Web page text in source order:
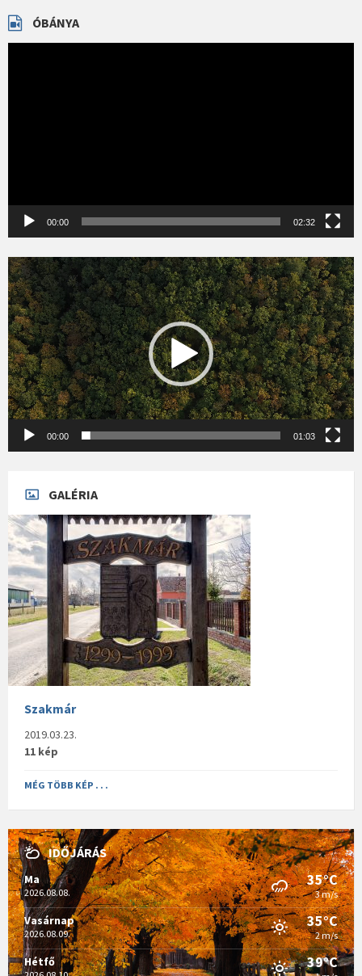
ÓBÁNYA
00:00 02:32
Videólejátszó
00:00 01:03
GALÉRIA
Szakmár
2019.03.23.
11 kép
MÉG TÖBB KÉP . . .
IDŐJÁRÁS
Ma
2026.08.08.
35°C
3 m/s
Vasárnap
2026.08.09.
35°C
2 m/s
Hétfő 39°C